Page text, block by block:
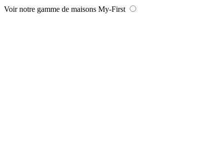
Voir notre gamme de maisons My-First